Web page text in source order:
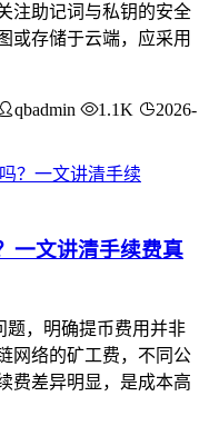
注助记词与私钥的安全
或存储于云端，应采用
qbadmin 1.1K
2026-
一文讲清手续费真
题，明确提币费用并非
网络的矿工费，不同公
费差异明显，是成本高